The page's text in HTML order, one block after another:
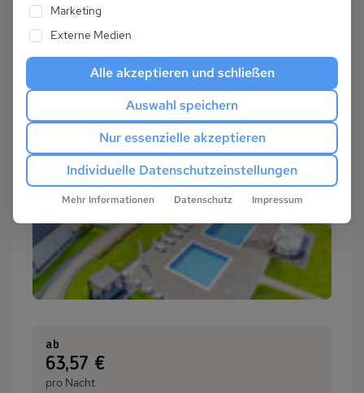
ab
:63,57 €
pro Nacht
Marketing
Externe Medien
Alle akzeptieren und schließen
Auswahl speichern
Nur essenzielle akzeptieren
Individuelle Datenschutzeinstellungen
Mehr Informationen Datenschutz Impressum